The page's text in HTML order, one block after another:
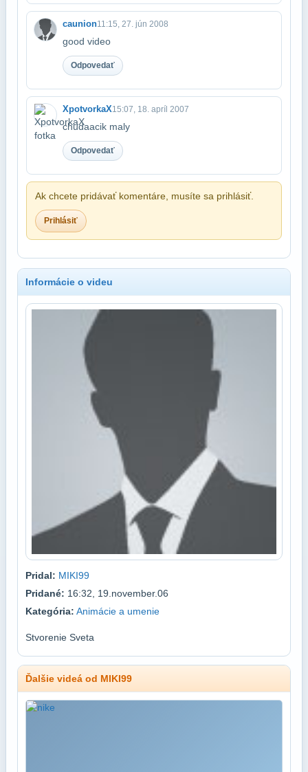
caunion11:15, 27. jún 2008
good video
Odpovedať
XpotvorkaX15:07, 18. apríl 2007
chudaacik maly
Odpovedať
Ak chcete pridávať komentáre, musíte sa prihlásiť.
Prihlásiť
Informácie o videu
Pridal: MIKI99
Pridané: 16:32, 19.november.06
Kategória: Animácie a umenie
Stvorenie Sveta
Ďalšie videá od MIKI99